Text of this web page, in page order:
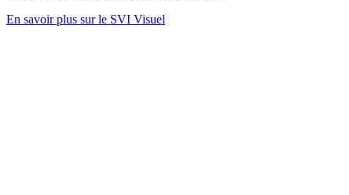
En savoir plus sur le SVI Visuel